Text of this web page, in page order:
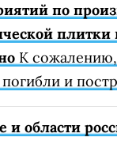
по
плитки
К
и
и области